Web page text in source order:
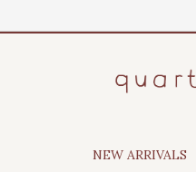
NEW ARRIVALS